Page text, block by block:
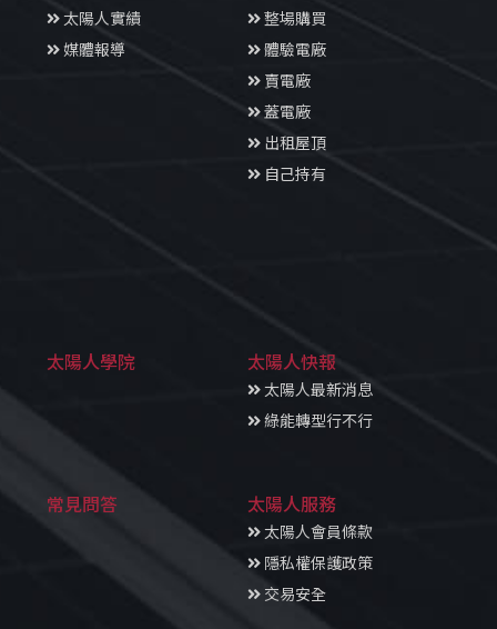
太陽人實績
媒體報導
整場購買
體驗電廠
賣電廠
蓋電廠
出租屋頂
自己持有
太陽人學院 太陽人快報
太陽人最新消息
綠能轉型行不行
常見問答 太陽人服務
太陽人會員條款
隱私權保護政策
交易安全